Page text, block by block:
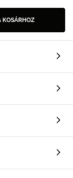
KOSÁRHOZ